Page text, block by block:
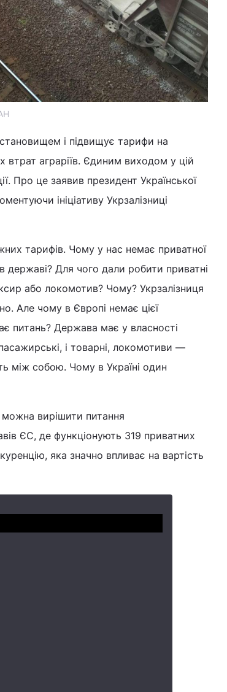
і підвищує тарифи на
втрат аграріїв. Єдиним виходом у цій
Про це заявив президент Української
ініціативу Укрзалізниці
тарифів. Чому у нас немає приватної
державі? Для чого дали робити приватні
або локомотив? Чому? Укрзалізниця
Але чому в Європі немає цієї
питань? Держава має у власності
і пасажирські, і товарні, локомотиви —
між собою. Чому в Україні один
вирішити питання
ЄС, де функціонують 319 приватних
яка значно впливає на вартість